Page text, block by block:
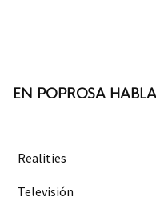
EN POPROSA
Realities
Televisión